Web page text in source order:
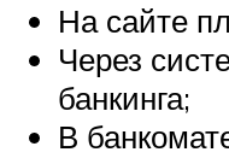
На сайте
Через
банкинга;
В